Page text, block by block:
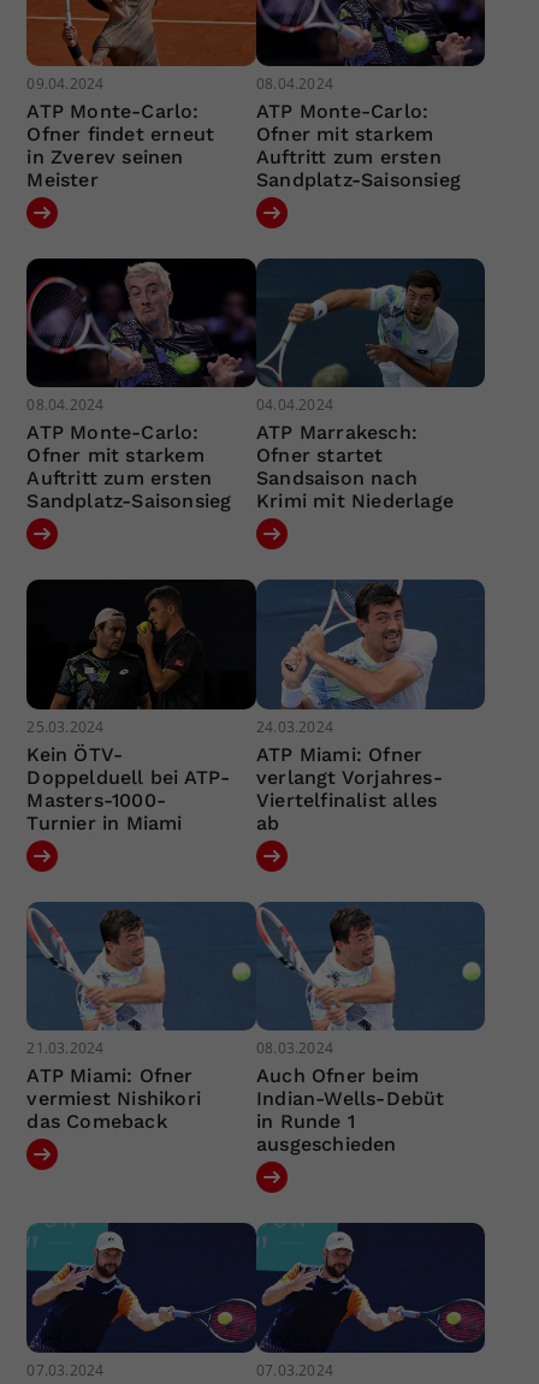
09.04.2024
ATP Monte-Carlo:
Ofner findet erneut
in Zverev seinen
Meister
08.04.2024
ATP Monte-Carlo:
Ofner mit starkem
Auftritt zum ersten
Sandplatz-Saisonsieg
08.04.2024
ATP Monte-Carlo:
Ofner mit starkem
Auftritt zum ersten
Sandplatz-Saisonsieg
04.04.2024
ATP Marrakesch:
Ofner startet
Sandsaison nach
Krimi mit Niederlage
25.03.2024
Kein ÖTV-
Doppelduell bei ATP-
Masters-1000-
Turnier in Miami
24.03.2024
ATP Miami: Ofner
verlangt Vorjahres-
Viertelfinalist alles
ab
21.03.2024
ATP Miami: Ofner
vermiest Nishikori
das Comeback
08.03.2024
Auch Ofner beim
Indian-Wells-Debüt
in Runde 1
ausgeschieden
07.03.2024 07.03.2024